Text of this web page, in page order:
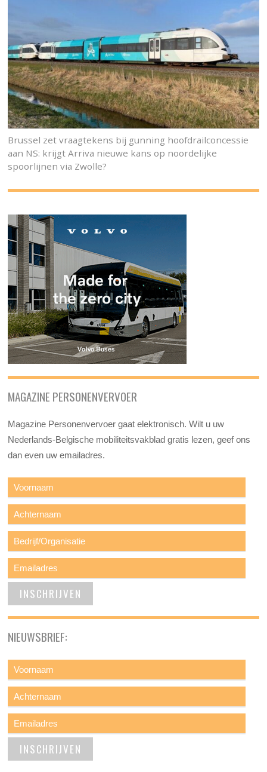
Brussel zet vraagtekens bij gunning hoofdrailconcessie
aan NS: krijgt Arriva nieuwe kans op noordelijke
spoorlijnen via Zwolle?
MAGAZINE PERSONENVERVOER
Magazine Personenvervoer gaat elektronisch. Wilt u uw
Nederlands-Belgische mobiliteitsvakblad gratis lezen, geef ons
dan even uw emailadres.
NIEUWSBRIEF: